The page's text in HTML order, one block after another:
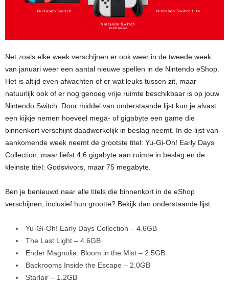
Net zoals elke week verschijnen er ook weer in de tweede week
van januari weer een aantal nieuwe spellen in de Nintendo eShop.
Het is altijd even afwachten of er wat leuks tussen zit, maar
natuurlijk ook of er nog genoeg vrije ruimte beschikbaar is op jouw
Nintendo Switch. Door middel van onderstaande lijst kun je alvast
een kijkje nemen hoeveel mega- of gigabyte een game die
binnenkort verschijnt daadwerkelijk in beslag neemt. In de lijst van
aankomende week neemt de grootste titel: Yu-Gi-Oh! Early Days
Collection, maar liefst 4.6 gigabyte aan ruimte in beslag en de
kleinste titel: Godsvivors, maar 75 megabyte.
Ben je benieuwd naar alle titels die binnenkort in de eShop
verschijnen, inclusief hun grootte? Bekijk dan onderstaande lijst.
Yu-Gi-Oh! Early Days Collection – 4.6GB
The Last Light – 4.6GB
Ender Magnolia: Bloom in the Mist – 2.5GB
Backrooms Inside the Escape – 2.0GB
Starlair – 1.2GB